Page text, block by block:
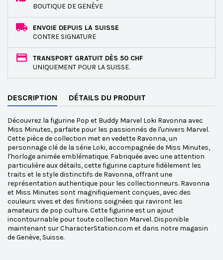
BOUTIQUE DE GENÈVE
ENVOIE DEPUIS LA SUISSE
CONTRE SIGNATURE
TRANSPORT GRATUIT DÈS 50 CHF
UNIQUEMENT POUR LA SUISSE.
DESCRIPTION DÉTAILS DU PRODUIT
Découvrez la figurine Pop et Buddy Marvel Loki Ravonna avec
Miss Minutes, parfaite pour les passionnés de l'univers Marvel.
Cette pièce de collection met en vedette Ravonna, un
personnage clé de la série Loki, accompagnée de Miss Minutes,
l'horloge animée emblématique. Fabriquée avec une attention
particulière aux détails, cette figurine capture fidèlement les
traits et le style distinctifs de Ravonna, offrant une
représentation authentique pour les collectionneurs. Ravonna
et Miss Minutes sont magnifiquement conçues, avec des
couleurs vives et des finitions soignées qui raviront les
amateurs de pop culture. Cette figurine est un ajout
incontournable pour toute collection Marvel. Disponible
maintenant sur CharacterStation.com et dans notre magasin
de Genève, Suisse.